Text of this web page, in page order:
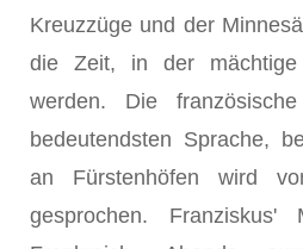
Kreuzzüge und der
die Zeit, in der mächtige
werden. Die
bedeutendsten Sprache,
an Fürstenhöfen wird
gesprochen.